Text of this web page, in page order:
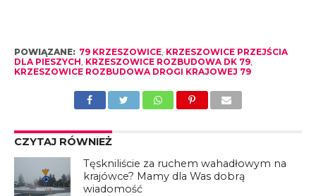
POWIĄZANE: 79 KRZESZOWICE, KRZESZOWICE PRZEJŚCIA
DLA PIESZYCH KRZESZOWICE ROZBUDOWA DK 79,
KRZESZOWICE ROZBUDOWA DROGI KRAJOWEJ 79
CZYTAJ RÓWNIEŻ
Tęskniliście za ruchem wahadłowym na
krajówce? Mamy dla Was dobrą
wiadomość